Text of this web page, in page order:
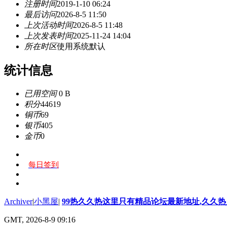
注册时间2019-1-10 06:24
最后访问2026-8-5 11:50
上次活动时间2026-8-5 11:48
上次发表时间2025-11-24 14:04
所在时区使用系统默认
统计信息
已用空间0 B
积分44619
铜币69
银币405
金币0
每日签到
Archiver|小黑屋| 99热久久热这里只有精品论坛最新地址,久久
GMT, 2026-8-9 09:16